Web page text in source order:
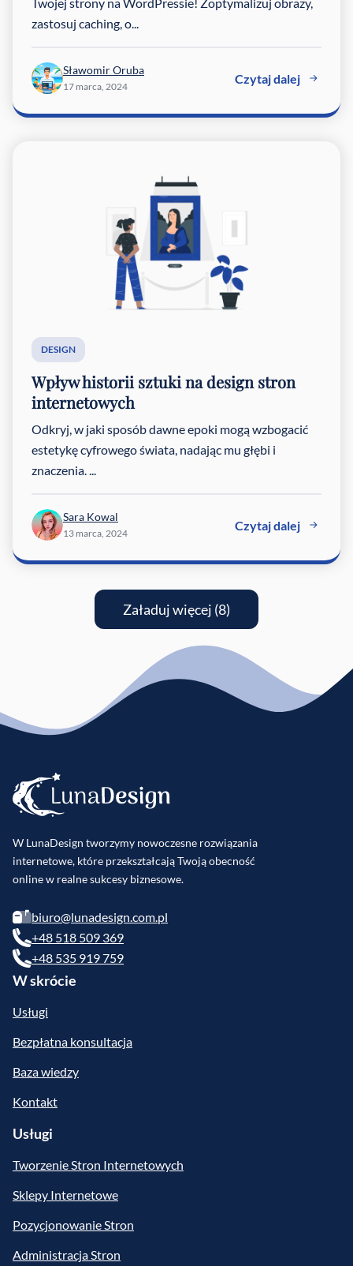
zastosuj caching, o...
Sławomir Oruba
17 marca, 2024
Czytaj dalej
DESIGN
Wpływ historii sztuki na design stron
internetowych
Odkryj, w jaki sposób dawne epoki mogą wzbogacić
estetykę cyfrowego świata, nadając mu głębi i
znaczenia. ...
Sara Kowal
13 marca, 2024
Czytaj dalej
Załaduj więcej (8)
W LunaDesign tworzymy nowoczesne rozwiązania
internetowe, które przekształcają Twoją obecność
online w realne sukcesy biznesowe.
biuro@lunadesign.com.pl
+48 518 509 369
+48 535 919 759
W skrócie
Usługi
Bezpłatna konsultacja
Baza wiedzy
Kontakt
Usługi
Tworzenie Stron Internetowych
Sklepy Internetowe
Pozycjonowanie Stron
Administracja Stron